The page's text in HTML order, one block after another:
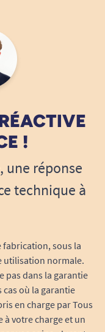
!
une réponse
technique à
fabrication, sous la
utilisation normale.
pas dans la garantie
cas où la garantie
en charge par Tous
votre charge et un